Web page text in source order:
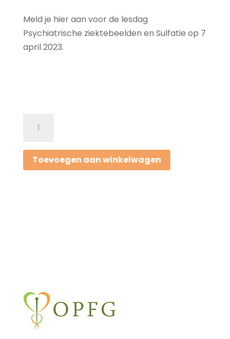
Meld je hier aan voor de lesdag
Psychiatrische ziektebeelden en Sulfatie op 7
april 2023.
Psychiatrische
ziektebeelden
Toevoegen aan winkelwagen